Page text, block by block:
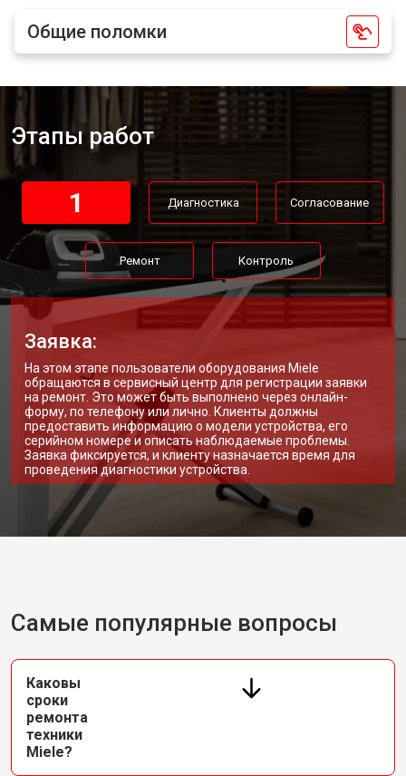
Общие поломки
Этапы работ
1 Диагностика Согласование
Ремонт Контроль
Заявка:
На этом этапе пользователи оборудования Miele
обращаются в сервисный центр для регистрации заявки
на ремонт. Это может быть выполнено через онлайн-
форму, по телефону или лично. Клиенты должны
предоставить информацию о модели устройства, его
серийном номере и описать наблюдаемые проблемы.
Заявка фиксируется, и клиенту назначается время для
проведения диагностики устройства.
Самые популярные вопросы
Каковы
сроки
ремонта
техники
Miele?